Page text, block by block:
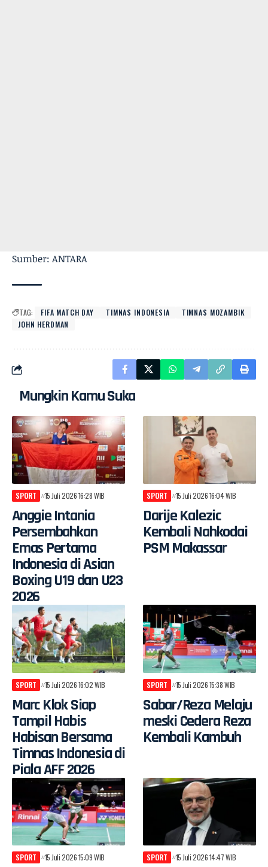
Sumber: ANTARA
TAG: FIFA MATCH DAY TIMNAS INDONESIA
TIMNAS MOZAMBIK
JOHN HERDMAN
Mungkin Kamu Suka
SPORT 15 Juli 2026 16:28 WIB
Anggie Intania
Persembahkan
Emas Pertama
Indonesia di Asian
Boxing U19 dan U23
2026
SPORT 15 Juli 2026 16:04 WIB
Darije Kalezic
Kembali Nahkodai
PSM Makassar
SPORT 15 Juli 2026 16:02 WIB
Marc Klok Siap
Tampil Habis
Habisan Bersama
Timnas Indonesia di
Piala AFF 2026
SPORT 15 Juli 2026 15:38 WIB
Sabar/Reza Melaju
meski Cedera Reza
Kembali Kambuh
SPORT 15 Juli 2026 15:09 WIB SPORT 15 Juli 2026 14:47 WIB